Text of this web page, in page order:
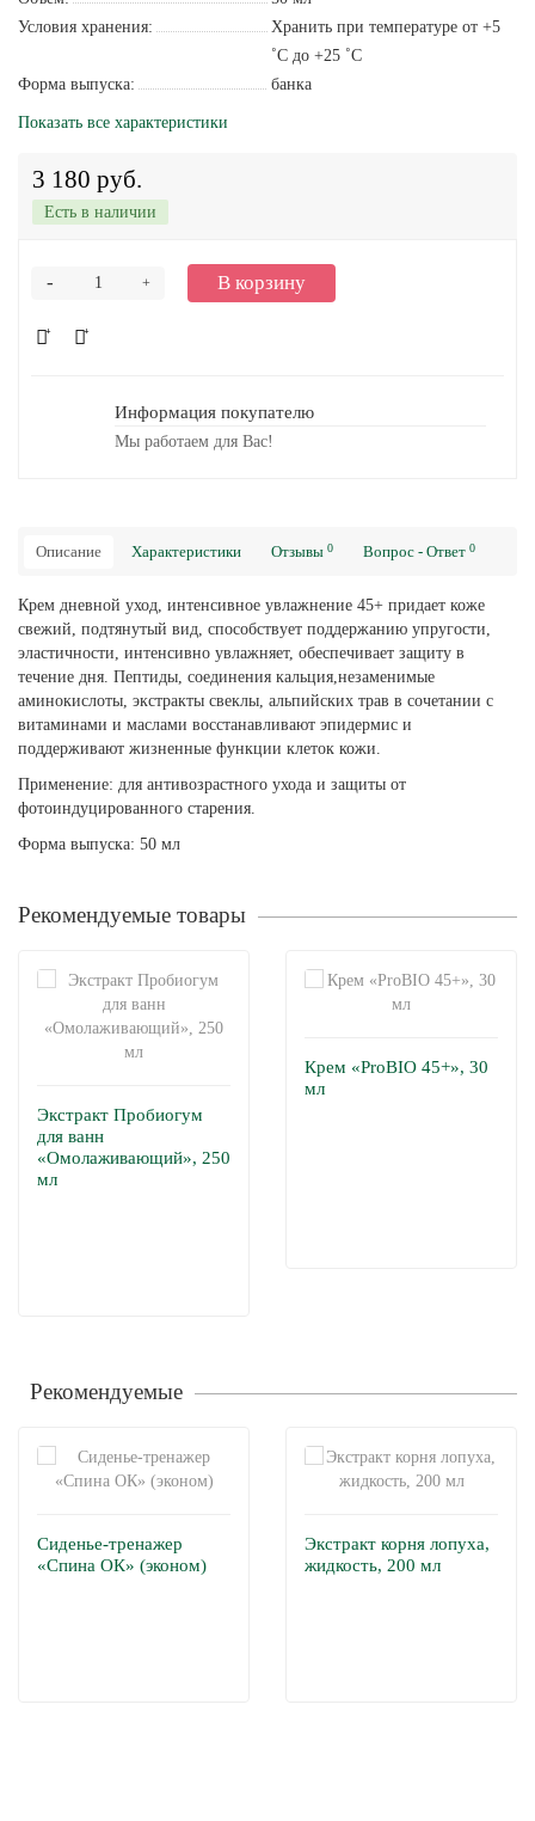
Условия хранения:
Хранить при температуре от +5
˚С до +25 ˚С
Форма выпуска:
банка
Показать все характеристики
3 180 руб.
Есть в наличии
+
- В корзину
Информация покупателю
Мы работаем для Вас!
Описание Характеристики Отзывы 0 Вопрос - Ответ 0
Крем дневной уход, интенсивное увлажнение 45+ придает коже
свежий, подтянутый вид, способствует поддержанию упругости,
эластичности, интенсивно увлажняет, обеспечивает защиту в
течение дня. Пептиды, соединения кальция,незаменимые
аминокислоты, экстракты свеклы, альпийских трав в сочетании с
витаминами и маслами восстанавливают эпидермис и
поддерживают жизненные функции клеток кожи.
Применение: для антивозрастного ухода и защиты от
фотоиндуцированного старения.
Форма выпуска: 50 мл
Рекомендуемые товары
Экстракт Пробиогум
для ванн
«Омолаживающий», 250
мл
Крем «ProBIO 45+», 30
мл
Рекомендуемые
Сиденье-тренажер
«Спина ОК» (эконом)
Экстракт корня лопуха,
жидкость, 200 мл